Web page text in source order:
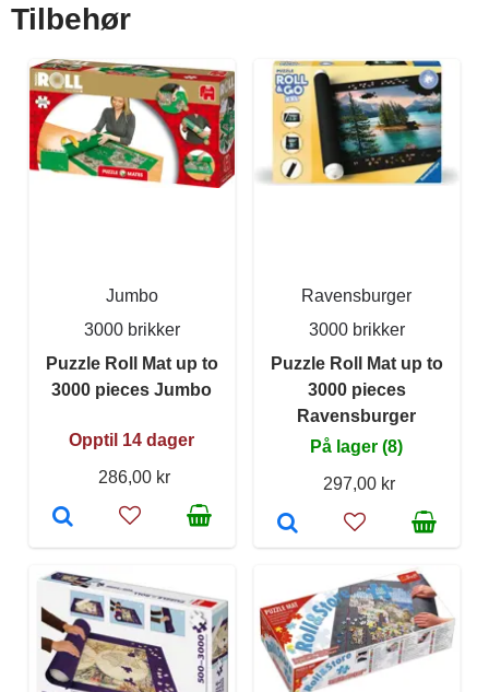
Tilbehør
Jumbo
3000 brikker
Puzzle Roll Mat up to
3000 pieces Jumbo
Opptil 14 dager
286,00 kr
Ravensburger
3000 brikker
Puzzle Roll Mat up to
3000 pieces
Ravensburger
På lager (8)
297,00 kr